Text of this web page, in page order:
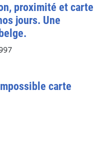
proximité et carte
jours. Une
carte